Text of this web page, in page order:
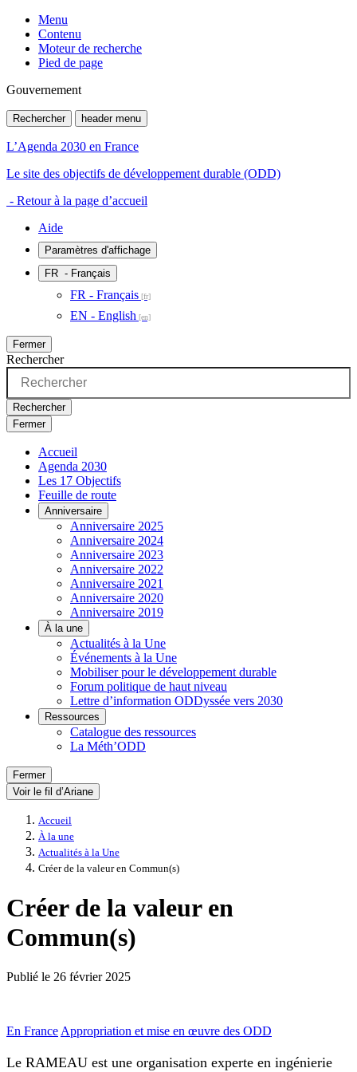
Menu
Contenu
Moteur de recherche
Pied de page
Gouvernement
Rechercher header menu
L’Agenda 2030 en France
Le site des objectifs de développement durable (ODD)
- Retour à la page d’accueil
Aide
Paramètres d'affichage
FR - Français
FR - Français
EN - English
Fermer
Rechercher
Rechercher
Fermer
Accueil
Agenda 2030
Les 17 Objectifs
Feuille de route
Anniversaire
Anniversaire 2025
Anniversaire 2024
Anniversaire 2023
Anniversaire 2022
Anniversaire 2021
Anniversaire 2020
Anniversaire 2019
À la une
Actualités à la Une
Événements à la Une
Mobiliser pour le développement durable
Forum politique de haut niveau
Lettre d’information ODDyssée vers 2030
Ressources
Catalogue des ressources
La Méth’ODD
Fermer
Voir le fil d’Ariane
Accueil
À la une
Actualités à la Une
Créer de la valeur en Commun(s)
Créer de la valeur en
Commun(s)
Publié le 26 février 2025
En France Appropriation et mise en œuvre des ODD
Le RAMEAU est une organisation experte en ingénierie